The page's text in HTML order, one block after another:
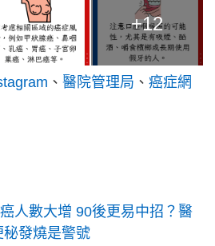
+12
、 醫院管理局 、 癌症網
人數大增 90後更易中招？醫
發燒是警號